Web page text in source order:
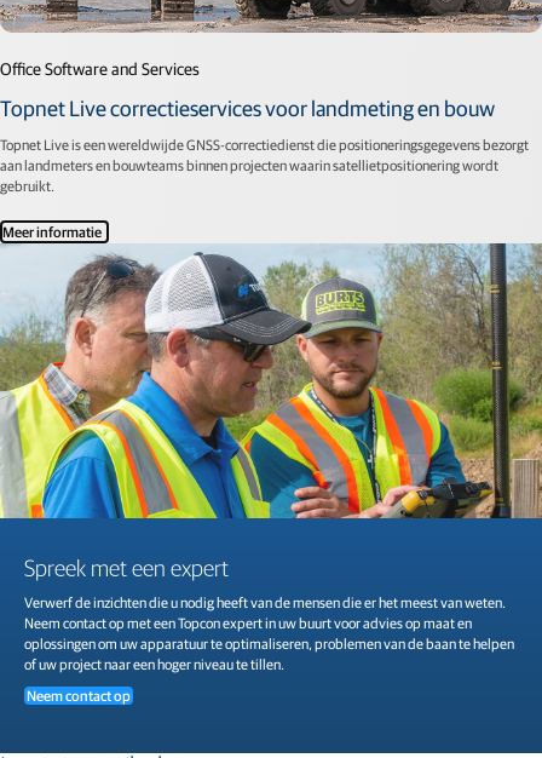
Office Software and Services
Topnet Live correctieservices voor landmeting en bouw
Topnet Live is een wereldwijde GNSS-correctiedienst die positioneringsgegevens bezorgt
aan landmeters en bouwteams binnen projecten waarin satellietpositionering wordt
gebruikt.
Meer informatie
Spreek met een expert
Verwerf de inzichten die u nodig heeft van de mensen die er het meest van weten.
Neem contact op met een Topcon expert in uw buurt voor advies op maat en
oplossingen om uw apparatuur te optimaliseren, problemen van de baan te helpen
of uw project naar een hoger niveau te tillen.
Neem contact op